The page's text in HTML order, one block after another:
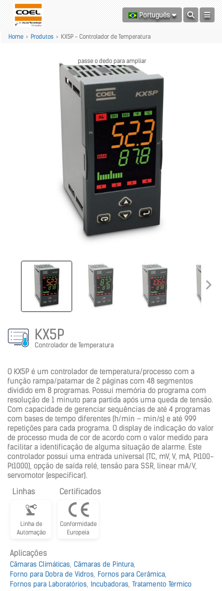
Português
Home > Produtos > KX5P - Controlador de Temperatura
passe o dedo para ampliar
KX5P
Controlador de Temperatura
O KX5P é um controlador de temperatura/processo com a
função rampa/patamar de 2 páginas com 48 segmentos
dividido em 8 programas. Possui memória do programa com
resolução de 1 minuto para partida após uma queda de tensão.
Com capacidade de gerenciar sequências de até 4 programas
com bases de tempo diferentes (h/min – min/s) e até 999
repetições para cada programa. O display de indicação do valor
de processo muda de cor de acordo com o valor medido para
facilitar a identificação de alguma situação de alarme. Este
controlador possui uma entrada universal (TC, mV, V, mA, Pt100-
Pt1000), opção de saída relé, tensão para SSR, linear mA/V,
servomotor (especificar).
Linhas
Linha de
Automação
Certificados
Conformidade
Europeia
Aplicações
Câmaras Climáticas Câmaras de Pintura
Forno para Dobra de Vidros Fornos para Cerâmica
Fornos para Laboratórios Incubadoras Tratamento Térmico